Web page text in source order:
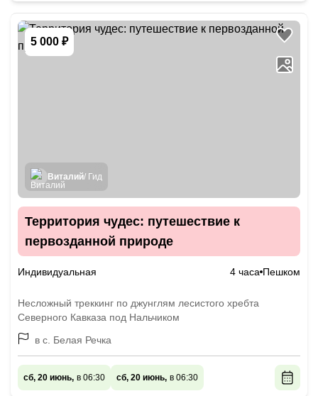
5 000 ₽
Виталий/ Гид
Территория чудес: путешествие к
первозданной природе
Индивидуальная 4 часа Пешком
Несложный треккинг по джунглям лесистого хребта
Северного Кавказа под Нальчиком
в с. Белая Речка
сб, 20 июнь, в 06:30 сб, 20 июнь, в 06:30